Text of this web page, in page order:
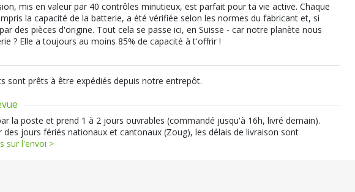
mis en valeur par 40 contrôles minutieux, est parfait pour ta vie active. Chaque
la capacité de la batterie, a été vérifiée selon les normes du fabricant et, si
des pièces d'origine. Tout cela se passe ici, en Suisse - car notre planète nous
? Elle a toujours au moins 85% de capacité à t'offrir !
sont prêts à être expédiés depuis notre entrepôt.
la poste et prend 1 à 2 jours ouvrables (commandé jusqu'à 16h, livré demain).
des jours fériés nationaux et cantonaux (Zoug), les délais de livraison sont
sur l'envoi >